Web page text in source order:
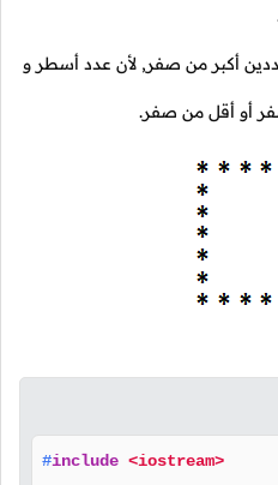
أكبر من صفر, لأن عدد أسطر و
أو أقل من صفر.
#include <iostream>